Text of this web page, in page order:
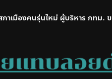
ภาเมืองคนรุ่นใหม่ ผู้บริหาร กทม